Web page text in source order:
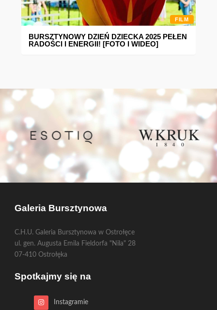
FILM
BURSZTYNOWY DZIEŃ DZIECKA 2025 PEŁEN
RADOŚCI I ENERGII! [FOTO I WIDEO]
Galeria Bursztynowa
C.H.U. Galeria Bursztynowa w Ostrołęce
ul. gen. Augusta Emila Fieldorfa "Nila" 28
07-410 Ostrołęka
Spotkajmy się na
Instagramie